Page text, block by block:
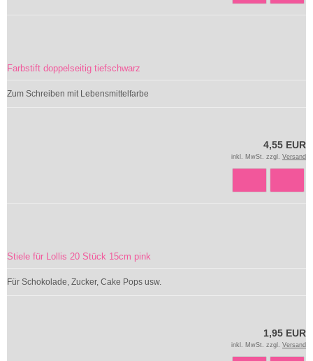
Farbstift doppelseitig tiefschwarz
Zum Schreiben mit Lebensmittelfarbe
4,55 EUR
inkl. MwSt. zzgl. Versand
Stiele für Lollis 20 Stück 15cm pink
Für Schokolade, Zucker, Cake Pops usw.
1,95 EUR
inkl. MwSt. zzgl. Versand